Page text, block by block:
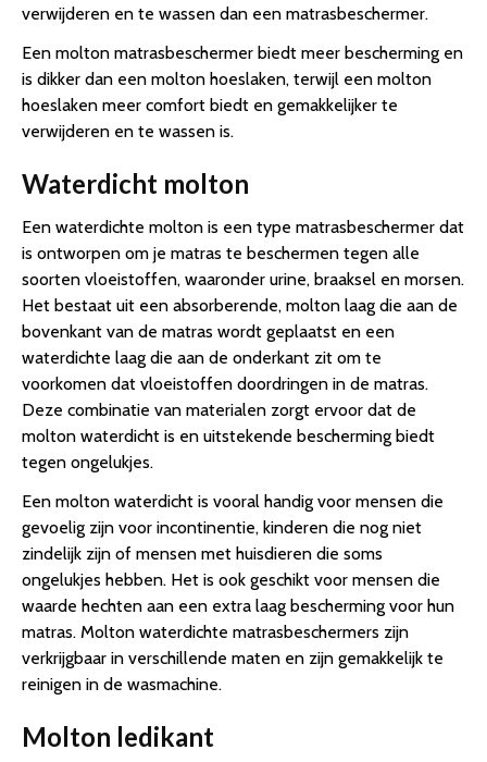
verwijderen en te wassen dan een matrasbeschermer.
Een molton matrasbeschermer biedt meer bescherming en
is dikker dan een molton hoeslaken, terwijl een molton
hoeslaken meer comfort biedt en gemakkelijker te
verwijderen en te wassen is.
Waterdicht molton
Een waterdichte molton is een type matrasbeschermer dat
is ontworpen om je matras te beschermen tegen alle
soorten vloeistoffen, waaronder urine, braaksel en morsen.
Het bestaat uit een absorberende, molton laag die aan de
bovenkant van de matras wordt geplaatst en een
waterdichte laag die aan de onderkant zit om te
voorkomen dat vloeistoffen doordringen in de matras.
Deze combinatie van materialen zorgt ervoor dat de
molton waterdicht is en uitstekende bescherming biedt
tegen ongelukjes.
Een molton waterdicht is vooral handig voor mensen die
gevoelig zijn voor incontinentie, kinderen die nog niet
zindelijk zijn of mensen met huisdieren die soms
ongelukjes hebben. Het is ook geschikt voor mensen die
waarde hechten aan een extra laag bescherming voor hun
matras. Molton waterdichte matrasbeschermers zijn
verkrijgbaar in verschillende maten en zijn gemakkelijk te
reinigen in de wasmachine.
Molton ledikant